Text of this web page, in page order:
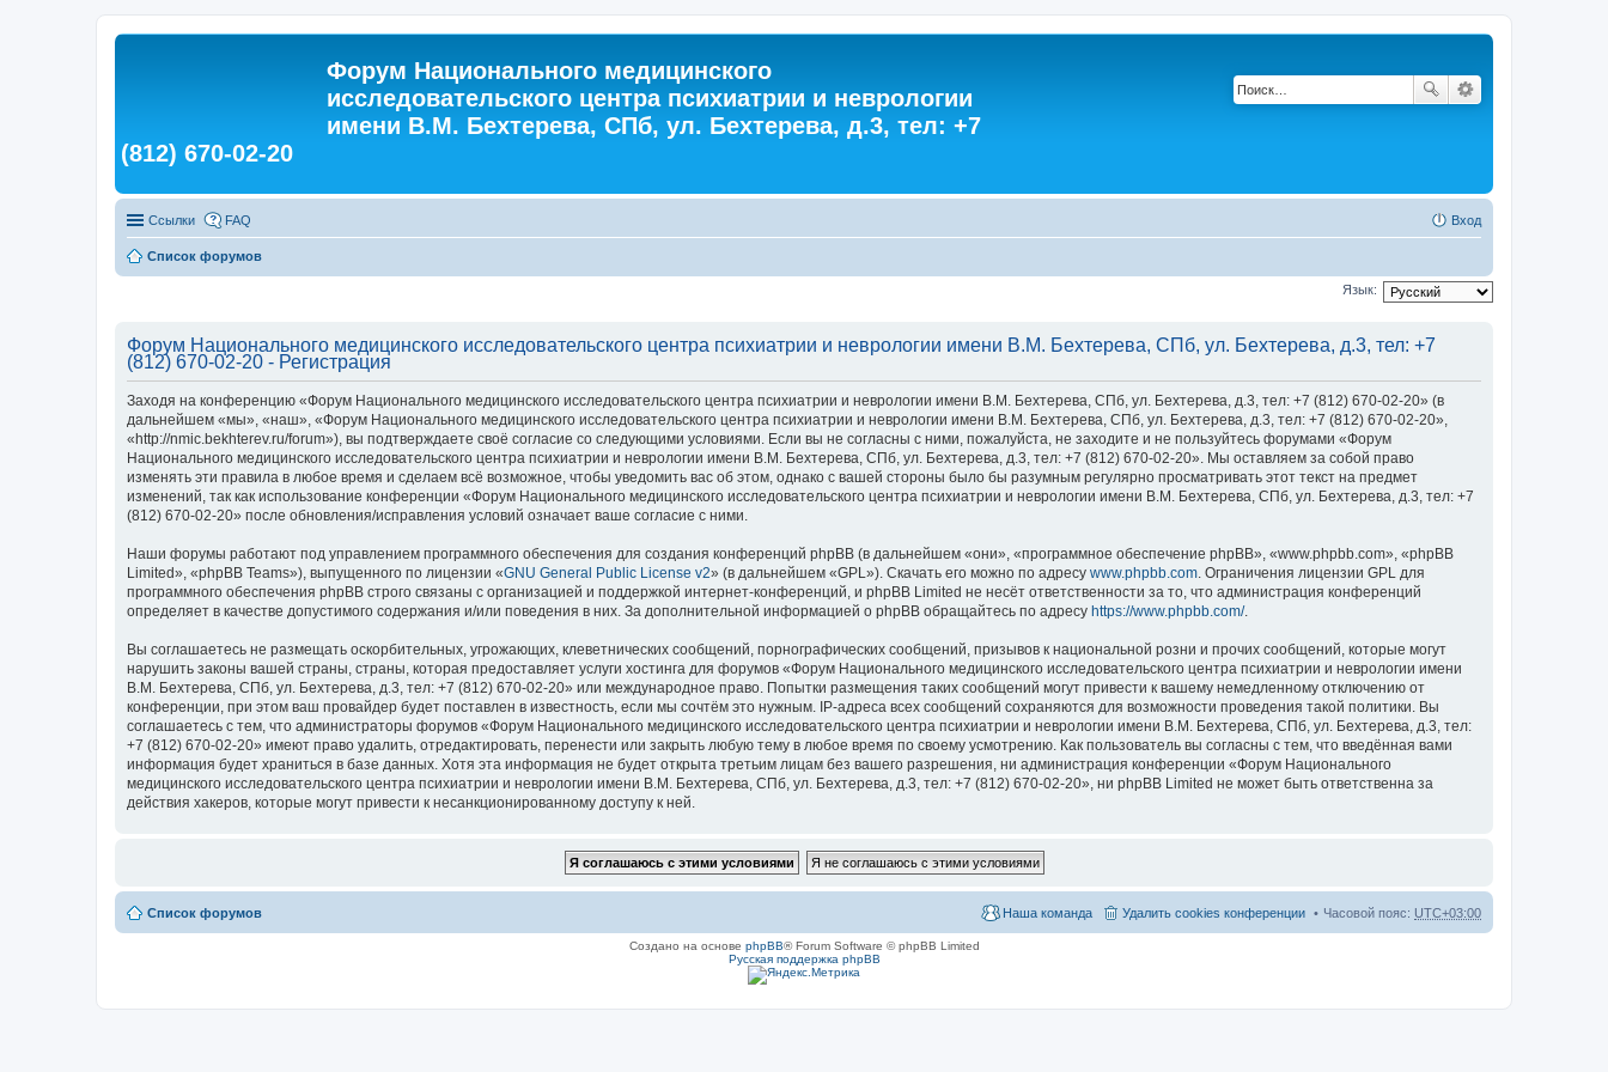
Форум Национального медицинского
исследовательского центра психиатрии и неврологии
имени В.М. Бехтерева, СПб, ул. Бехтерева, д.3, тел: +7
(812) 670-02-20
Ссылки FAQ Вход
Список форумов
Язык:
Форум Национального медицинского исследовательского центра психиатрии и неврологии имени В.М. Бехтерева, СПб, ул. Бехтерева, д.3, тел: +7
(812) 670-02-20 - Регистрация
Заходя на конференцию «Форум Национального медицинского исследовательского центра психиатрии и неврологии имени В.М. Бехтерева, СПб, ул. Бехтерева, д.3, тел: +7 (812) 670-02-20» (в
дальнейшем «мы», «наш», «Форум Национального медицинского исследовательского центра психиатрии и неврологии имени В.М. Бехтерева, СПб, ул. Бехтерева, д.3, тел: +7 (812) 670-02-20»,
«http://nmic.bekhterev.ru/forum»), вы подтверждаете своё согласие со следующими условиями. Если вы не согласны с ними, пожалуйста, не заходите и не пользуйтесь форумами «Форум
Национального медицинского исследовательского центра психиатрии и неврологии имени В.М. Бехтерева, СПб, ул. Бехтерева, д.3, тел: +7 (812) 670-02-20». Мы оставляем за собой право
изменять эти правила в любое время и сделаем всё возможное, чтобы уведомить вас об этом, однако с вашей стороны было бы разумным регулярно просматривать этот текст на предмет
изменений, так как использование конференции «Форум Национального медицинского исследовательского центра психиатрии и неврологии имени В.М. Бехтерева, СПб, ул. Бехтерева, д.3, тел: +7
(812) 670-02-20» после обновления/исправления условий означает ваше согласие с ними.
Наши форумы работают под управлением программного обеспечения для создания конференций phpBB (в дальнейшем «они», «программное обеспечение phpBB», «www.phpbb.com», «phpBB
Limited», «phpBB Teams»), выпущенного по лицензии «GNU General Public License v2» (в дальнейшем «GPL»). Скачать его можно по адресу www.phpbb.com. Ограничения лицензии GPL для
программного обеспечения phpBB строго связаны с организацией и поддержкой интернет-конференций, и phpBB Limited не несёт ответственности за то, что администрация конференций
определяет в качестве допустимого содержания и/или поведения в них. За дополнительной информацией о phpBB обращайтесь по адресу https://www.phpbb.com/.
Вы соглашаетесь не размещать оскорбительных, угрожающих, клеветнических сообщений, порнографических сообщений, призывов к национальной розни и прочих сообщений, которые могут
нарушить законы вашей страны, страны, которая предоставляет услуги хостинга для форумов «Форум Национального медицинского исследовательского центра психиатрии и неврологии имени
В.М. Бехтерева, СПб, ул. Бехтерева, д.3, тел: +7 (812) 670-02-20» или международное право. Попытки размещения таких сообщений могут привести к вашему немедленному отключению от
конференции, при этом ваш провайдер будет поставлен в известность, если мы сочтём это нужным. IP-адреса всех сообщений сохраняются для возможности проведения такой политики. Вы
соглашаетесь с тем, что администраторы форумов «Форум Национального медицинского исследовательского центра психиатрии и неврологии имени В.М. Бехтерева, СПб, ул. Бехтерева, д.3, тел:
+7 (812) 670-02-20» имеют право удалить, отредактировать, перенести или закрыть любую тему в любое время по своему усмотрению. Как пользователь вы согласны с тем, что введённая вами
информация будет храниться в базе данных. Хотя эта информация не будет открыта третьим лицам без вашего разрешения, ни администрация конференции «Форум Национального
медицинского исследовательского центра психиатрии и неврологии имени В.М. Бехтерева, СПб, ул. Бехтерева, д.3, тел: +7 (812) 670-02-20», ни phpBB Limited не может быть ответственна за
действия хакеров, которые могут привести к несанкционированному доступу к ней.
Список форумов Часовой пояс: UTC+03:00
Удалить cookies конференции
Наша команда
Создано на основе phpBB® Forum Software © phpBB Limited
Русская поддержка phpBB